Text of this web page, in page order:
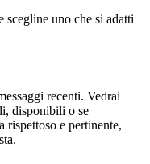
uno che si adatti
recenti. Vedrai
disponibili o se
rispettoso e pertinente,